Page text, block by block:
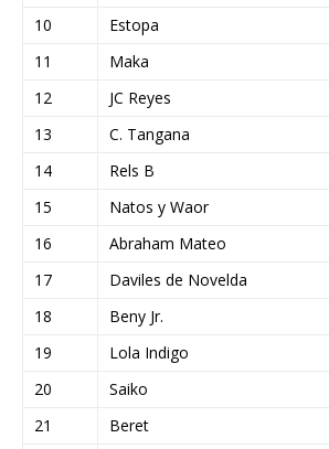
10
Estopa
11
Maka
12
JC Reyes
13
C. Tangana
14
Rels B
15
Natos y Waor
16
Abraham Mateo
17
Daviles de Novelda
18
Beny Jr.
19
Lola Indigo
20
Saiko
21
Beret